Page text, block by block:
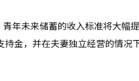
年未来储蓄的收入标准将大幅
金，并在夫妻独立经营的情况